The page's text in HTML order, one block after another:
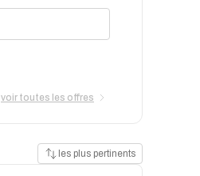
voir toutes les offres
les plus pertinents